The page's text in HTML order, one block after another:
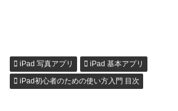
iPad 写真アプリ
iPad 基本アプリ
iPad初心者のための使い方入門 目次